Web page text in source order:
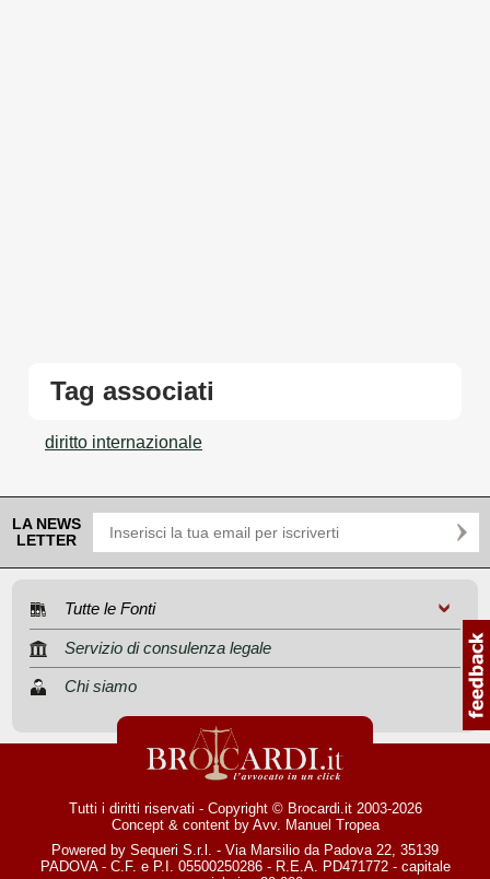
Tag associati
diritto internazionale
LA NEWS
LETTER
Tutte le Fonti
Servizio di consulenza legale
Chi siamo
Tutti i diritti riservati - Copyright © Brocardi.it 2003-2026
Concept & content by Avv. Manuel Tropea
Powered by Sequeri S.r.l. - Via Marsilio da Padova 22, 35139
PADOVA - C.F. e P.I. 05500250286 - R.E.A. PD471772 - capitale